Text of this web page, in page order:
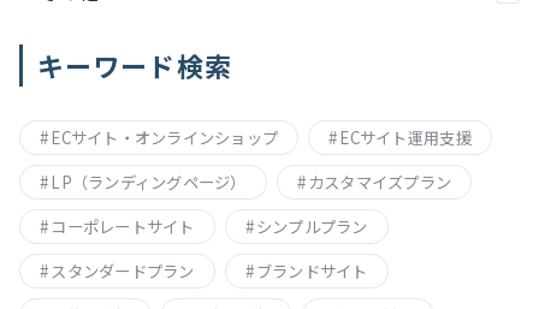
キーワード検索
ECサイト・オンラインショップ
ECサイト運用支援
LP（ランディングページ）
カスタマイズプラン
コーポレートサイト
シンプルプラン
スタンダードプラン
ブランドサイト